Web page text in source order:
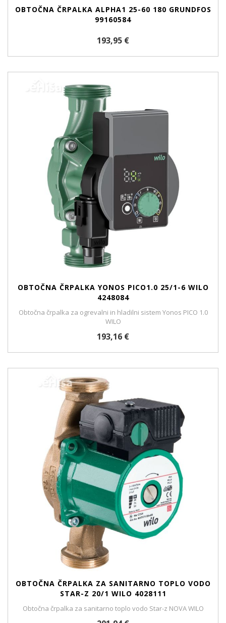
OBTOČNA ČRPALKA ALPHA1 25-60 180 GRUNDFOS
99160584
193,95 €
OBTOČNA ČRPALKA YONOS PICO1.0 25/1-6 WILO
4248084
Obtočna črpalka za ogrevalni in hladilni sistem Yonos PICO 1.0
WILO
193,16 €
OBTOČNA ČRPALKA ZA SANITARNO TOPLO VODO
STAR-Z 20/1 WILO 4028111
Obtočna črpalka za sanitarno toplo vodo Star-z NOVA WILO